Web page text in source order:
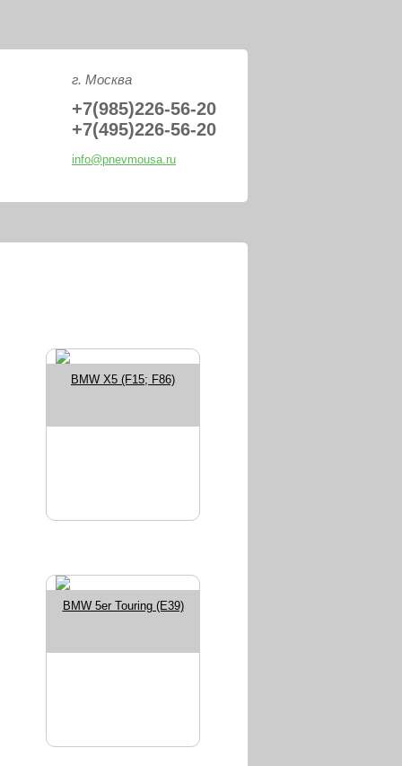
г. Москва
+7(985)226-56-20
+7(495)226-56-20
info@pnevmousa.ru
BMW X5 (F15; F86)
BMW 5er Touring (E39)